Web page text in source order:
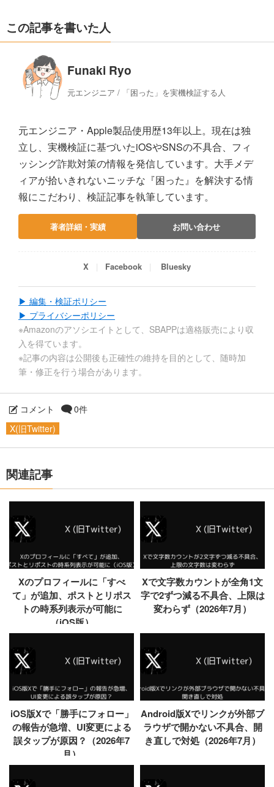
この記事を書いた人
Funaki Ryo
元エンジニア / 「困った」を実機検証する人
元エンジニア・Apple製品使用歴13年以上。現在は独
立し、実機検証に基づいたiOSやSNSの不具合、フィ
ッシング詐欺対策の情報を発信しています。大手メデ
ィアが拾いきれないニッチな『困った』を解決する情
報にこだわり、検証記事を執筆しています。
著者詳細・実績 お問い合わせ
X Facebook Bluesky
▶ 編集・検証ポリシー
▶ プライバシーポリシー
※Amazonのアソシエイトとして、SBAPPは適格販売により収
入を得ています。
※記事の内容は公開後も正確性の維持を目的として、随時加
筆・修正を行う場合があります。
コメント
0件
X(旧Twitter)
関連記事
Xのプロフィールに「すべ
て」が追加、ポストとリポス
トの時系列表示が可能に
（iOS版）
Xで文字数カウントが全角1文
字で2ずつ減る不具合、上限は
変わらず（2026年7月）
iOS版Xで「勝手にフォロー」
の報告が急増、UI変更による
誤タップが原因？（2026年7
月）
Android版Xでリンクが外部ブ
ラウザで開かない不具合、開
き直しで対処（2026年7月）